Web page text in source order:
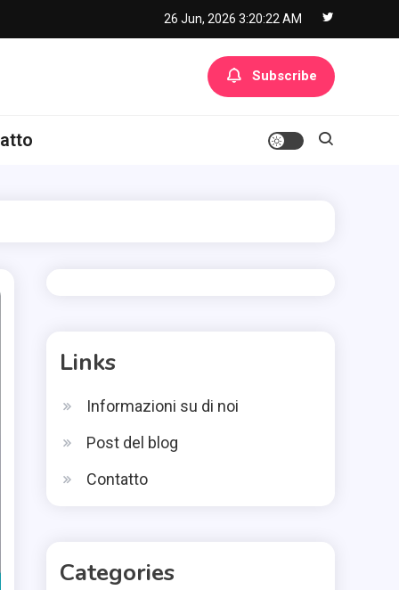
26 Jun, 2026 3:20:23 AM
Subscribe
Links
Informazioni su di noi
Post del blog
Contatto
Categories